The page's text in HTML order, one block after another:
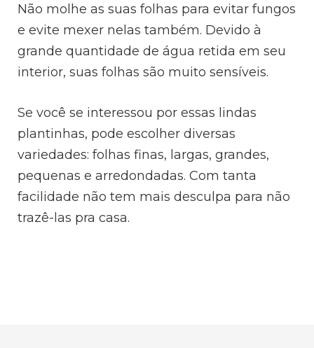
Não molhe as suas folhas para evitar fungos
e evite mexer nelas também. Devido à
grande quantidade de água retida em seu
interior, suas folhas são muito sensíveis.
Se você se interessou por essas lindas
plantinhas, pode escolher diversas
variedades: folhas finas, largas, grandes,
pequenas e arredondadas. Com tanta
facilidade não tem mais desculpa para não
trazê-las pra casa.